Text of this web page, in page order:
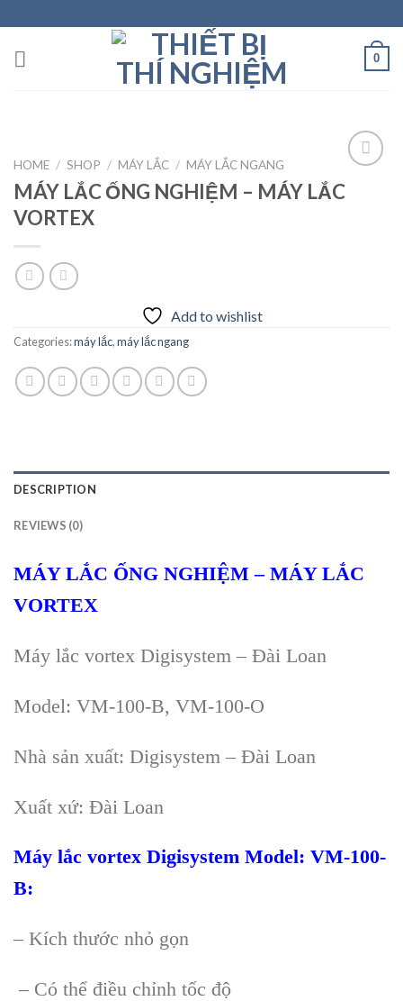
to
content
0
HOME / SHOP / MÁY LẮC / MÁY LẮC NGANG
MÁY LẮC ỐNG NGHIỆM – MÁY LẮC
VORTEX
Add to wishlist
Categories:máy lắc,máy lắc ngang
DESCRIPTION
REVIEWS (0)
MÁY LẮC ỐNG NGHIỆM – MÁY LẮC
VORTEX
Máy lắc vortex Digisystem – Đài Loan
Model: VM-100-B, VM-100-O
Nhà sản xuất: Digisystem – Đài Loan
Xuất xứ: Đài Loan
Máy lắc vortex Digisystem Model: VM-100-
B:
– Kích thước nhỏ gọn
– Có thể điều chỉnh tốc độ